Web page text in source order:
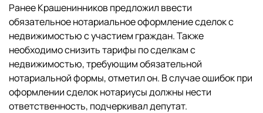
Ранее Крашенинников предложил ввести
обязательное нотариальное оформление сделок с
недвижимостью с участием граждан. Также
необходимо снизить тарифы по сделкам с
недвижимостью, требующим обязательной
нотариальной формы, отметил он. В случае ошибок при
оформлении сделок нотариусы должны нести
ответственность, подчеркивал депутат.